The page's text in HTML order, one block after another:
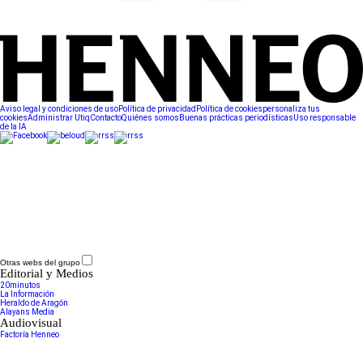
Aviso legal y condiciones de usoPolítica de privacidad Política de cookiespersonaliza tus
cookiesAdministrar UtiqContactoQuiénes somos Buenas prácticas periodísticasUso responsable
de la IA
Otras webs del grupo
Editorial y Medios
20minutos
La Información
Heraldo de Aragón
Alayans Media
Audiovisual
Factoría Henneo